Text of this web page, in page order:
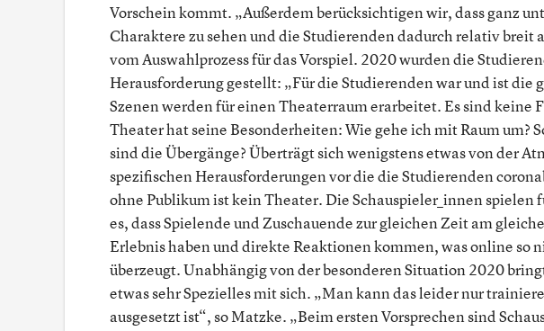
Vorschein kommt. „Außerdem berücksichtigen wir, dass ganz
Charaktere zu sehen und die Studierenden dadurch relativ
vom Auswahlprozess für das Vorspiel. 2020 wurden die
Herausforderung gestellt: „Für die Studierenden war und ist die
Szenen werden für einen Theaterraum erarbeitet. Es sind keine
Theater hat seine Besonderheiten: Wie gehe ich mit Raum um?
sind die Übergänge? Überträgt sich wenigstens etwas von der
spezifischen Herausforderungen vor die die Studierenden
ohne Publikum ist kein Theater. Die Schauspieler_innen spielen
es, dass Spielende und Zuschauende zur gleichen Zeit am
Erlebnis haben und direkte Reaktionen kommen, was online so
überzeugt. Unabhängig von der besonderen Situation 2020
etwas sehr Spezielles mit sich. „Man kann das leider nur
ausgesetzt ist“, so Matzke. „Beim ersten Vorsprechen sind